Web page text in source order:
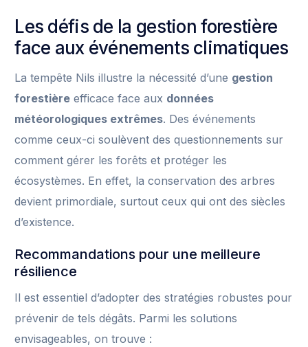
Les défis de la gestion forestière
face aux événements climatiques
La tempête Nils illustre la nécessité d’une gestion
forestière efficace face aux données
météorologiques extrêmes. Des événements
comme ceux-ci soulèvent des questionnements sur
comment gérer les forêts et protéger les
écosystèmes. En effet, la conservation des arbres
devient primordiale, surtout ceux qui ont des siècles
d’existence.
Recommandations pour une meilleure
résilience
Il est essentiel d’adopter des stratégies robustes pour
prévenir de tels dégâts. Parmi les solutions
envisageables, on trouve :